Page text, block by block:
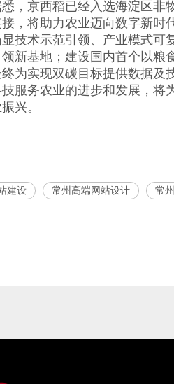
，京西稻已经入选海淀区非
，将助力农业迈向数字新时
技术示范引领、产业模式可
新基地；建设国内首个以粮
为实现双碳目标提供数据及
服务农业的进步和发展，将
兴。
建设 常州高端网站设计 常